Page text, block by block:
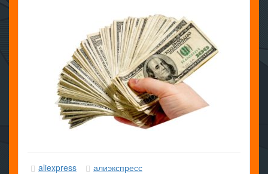
aliexpress алиэкспресс